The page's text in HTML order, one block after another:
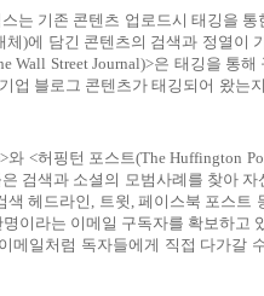
는 기존 콘텐츠 업로드시 태깅을
체)에 담긴 콘텐츠의 검색과 정열이
Wall Street Journal)>은 태깅을 통해
업 블로그 콘텐츠가 태깅되어 왔는
와 <허핑턴 포스트(The Huffington
검색과 소셜의 모범사례를 찾아
색 헤드라인, 트윗 ,페이스북 포스트
명이라는 이메일 구독자를 확보하고
일처럼 독자들에게 직접 다가갈